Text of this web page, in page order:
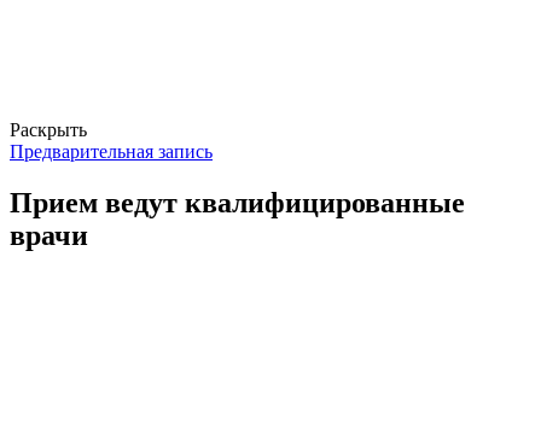
Раскрыть
Предварительная запись
Прием ведут квалифицированные
врачи